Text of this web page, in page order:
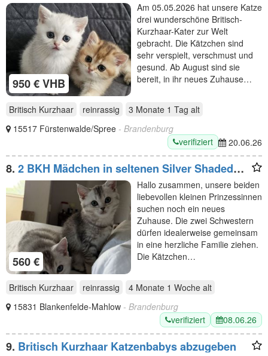
950 € VHB
Am 05.05.2026 hat unsere Katze
drei wunderschöne Britisch-
Kurzhaar-Kater zur Welt
gebracht. Die Kätzchen sind
sehr verspielt, verschmust und
gesund. Ab August sind sie
bereit, in ihr neues Zuhause…
Britisch Kurzhaar reinrassig 3 Monate 1 Tag alt
15517 Fürstenwalde/Spree - Brandenburg
verifiziert
20.06.26
8. 2 BKH Mädchen in seltenen Silver Shaded
Chinchilla Farben
560 €
Hallo zusammen, unsere beiden
liebevollen kleinen Prinzessinnen
suchen noch ein neues
Zuhause. Die zwei Schwestern
dürfen idealerweise gemeinsam
in eine herzliche Familie ziehen.
Die Kätzchen…
Britisch Kurzhaar reinrassig 4 Monate 1 Woche alt
15831 Blankenfelde-Mahlow - Brandenburg
verifiziert
08.06.26
9. Britisch Kurzhaar Katzenbabys abzugeben